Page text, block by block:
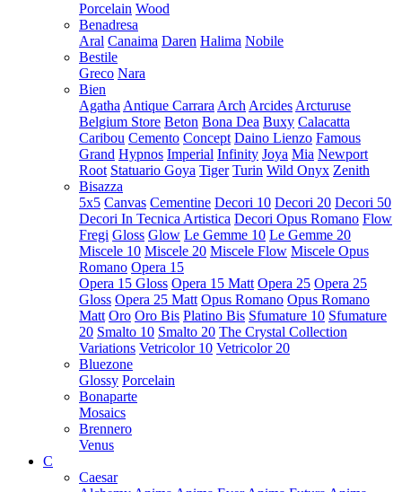
Porcelain Wood
Benadresa
Aral Canaima Daren Halima Nobile
Bestile
Greco Nara
Bien
Agatha Antique Carrara Arch Arcides Arcturuse
Belgium Store Beton Bona Dea Buxy Calacatta
Caribou Cemento Concept Daino Lienzo Famous
Grand Hypnos Imperial Infinity Joya Mia Newport
Root Statuario Goya Tiger Turin Wild Onyx Zenith
Bisazza
5x5 Canvas Cementine Decori 10 Decori 20 Decori 50
Decori In Tecnica Artistica Decori Opus Romano Flow
Fregi Gloss Glow Le Gemme 10 Le Gemme 20
Miscele 10 Miscele 20 Miscele Flow Miscele Opus
Romano Opera 15
Opera 15 Gloss Opera 15 Matt Opera 25 Opera 25
Gloss Opera 25 Matt Opus Romano Opus Romano
Matt Oro Oro Bis Platino Bis Sfumature 10 Sfumature
20 Smalto 10 Smalto 20 The Crystal Collection
Variations Vetricolor 10 Vetricolor 20
Bluezone
Glossy Porcelain
Bonaparte
Mosaics
Brennero
Venus
C
Caesar